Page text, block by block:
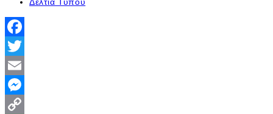
Facebook
Twitter
Email
Messenger